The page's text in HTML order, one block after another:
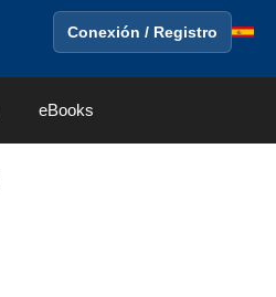
Conexión / Registro
eBooks